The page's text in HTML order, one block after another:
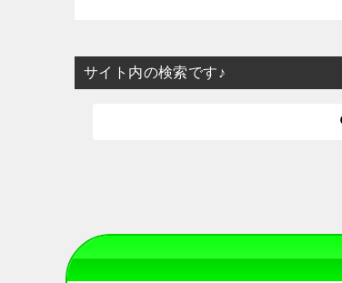
サイト内の検索です♪